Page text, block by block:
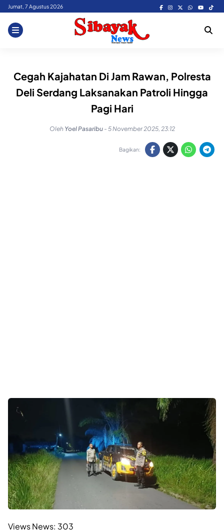
Skip
content
Jumat, 7 Agustus 2026
Cegah Kajahatan Di Jam Rawan, Polresta
Deli Serdang Laksanakan Patroli Hingga
Pagi Hari
Oleh Yoel Pasaribu - 5 November 2025, 23:12
Bagikan:
Views News: 303